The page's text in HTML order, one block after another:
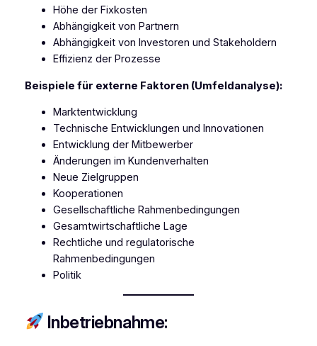
Höhe der Fixkosten
Abhängigkeit von Partnern
Abhängigkeit von Investoren und Stakeholdern
Effizienz der Prozesse
Beispiele für externe Faktoren (Umfeldanalyse):
Marktentwicklung
Technische Entwicklungen und Innovationen
Entwicklung der Mitbewerber
Änderungen im Kundenverhalten
Neue Zielgruppen
Kooperationen
Gesellschaftliche Rahmenbedingungen
Gesamtwirtschaftliche Lage
Rechtliche und regulatorische
Rahmenbedingungen
Politik
Inbetriebnahme: